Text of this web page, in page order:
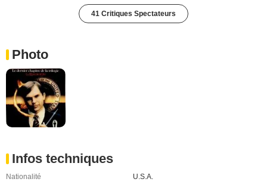
41 Critiques Spectateurs
Photo
Infos techniques
Nationalité
U.S.A.